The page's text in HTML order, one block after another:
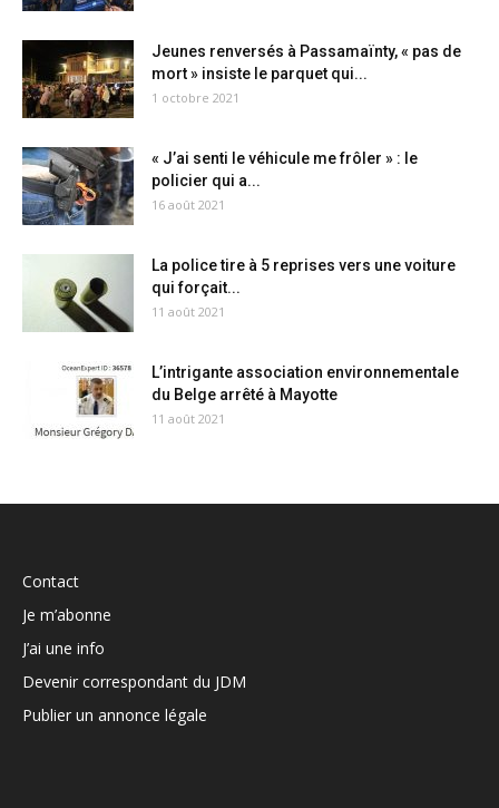
Jeunes renversés à Passamaïnty, « pas de
mort » insiste le parquet qui...
1 octobre 2021
« J’ai senti le véhicule me frôler » : le
policier qui a...
16 août 2021
La police tire à 5 reprises vers une voiture
qui forçait...
11 août 2021
L’intrigante association environnementale
du Belge arrêté à Mayotte
11 août 2021
Contact
Je m’abonne
J’ai une info
Devenir correspondant du JDM
Publier un annonce légale